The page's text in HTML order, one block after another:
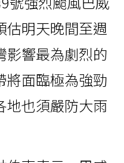
估明天晚間至週
影響最為劇烈的
將面臨極為強勁
地也須嚴防大雨